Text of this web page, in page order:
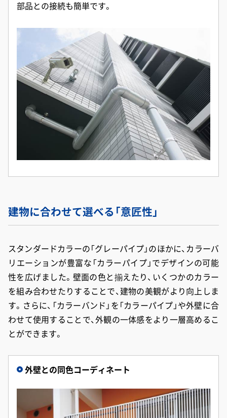
部品との接続も簡単です。
建物に合わせて選べる「意匠性」
スタンダードカラーの「グレーパイプ」のほかに、カラーバ
リエーションが豊富な「カラーパイプ」でデザインの可能
性を広げました。壁面の色と揃えたり、いくつかのカラー
を組み合わせたりすることで、建物の美観がより向上しま
す。さらに、「カラーバンド」を「カラーパイプ」や外壁に合
わせて使用することで、外観の一体感をより一層高めるこ
とができます。
外壁との同色コーディネート